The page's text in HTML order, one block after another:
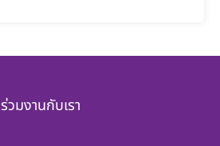
ร่วมงานกับเรา